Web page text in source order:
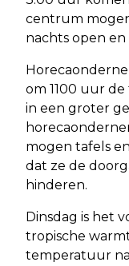
centrum
nachts open
om 1100 uur
in een groter
mogen tafels
dat ze de
hinderen.
Dinsdag is het
tropische
temperatuur